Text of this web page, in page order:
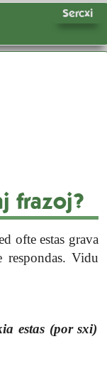
Sercxi
frazoj?
ofte estas grava
Vidu
estas (por sxi)